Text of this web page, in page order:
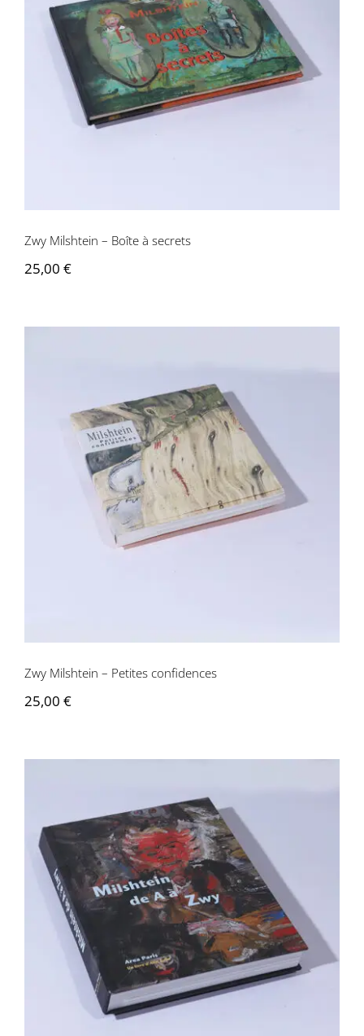
Zwy Milshtein – Boîte à secrets
Zwy Milshtein – Boîte à secrets
25,00 €
Zwy Milshtein – Petites confidences
Zwy Milshtein – Petites confidences
25,00 €
Zwy Milshtein – De A à Zwy